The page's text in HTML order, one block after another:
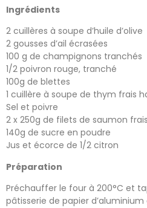
Ingrédients
2 cuillères à soupe d’huile d’olive
2 gousses d’ail écrasées
100 g de champignons tranchés
1/2 poivron rouge, tranché
100g de blettes
1 cuillère à soupe de thym frais
Sel et poivre
2 x 250g de filets de saumon
140g de sucre en poudre
Jus et écorce de 1/2 citron
Préparation
Préchauffer le four à 200°C et
pâtisserie de papier d’aluminium